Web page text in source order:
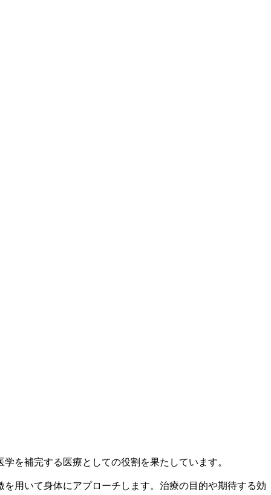
を補完する医療としての役割を果たしています。
用いて身体にアプローチします。治療の目的や期待する効